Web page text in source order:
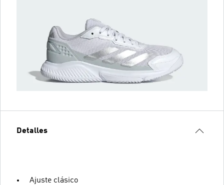
Detalles
Ajuste clásico